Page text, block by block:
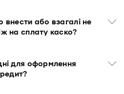
або взагалі не
на сплату каско?
для оформлення